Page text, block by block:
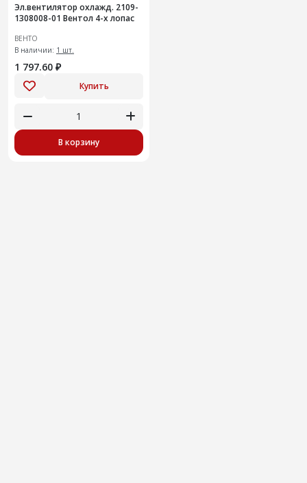
Эл.вентилятор охлажд. 2109-
1308008-01 Вентол 4-х лопас
ВЕНТО
В наличии: 1 шт.
1 797.60 ₽
Купить
В корзину